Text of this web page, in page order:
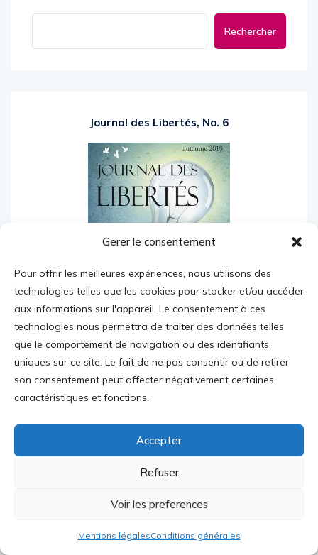
Gerer le consentement
Pour offrir les meilleures expériences, nous utilisons des
technologies telles que les cookies pour stocker et/ou accéder
aux informations sur l'appareil. Le consentement à ces
technologies nous permettra de traiter des données telles
que le comportement de navigation ou des identifiants
uniques sur ce site. Le fait de ne pas consentir ou de retirer
son consentement peut affecter négativement certaines
caractéristiques et fonctions.
Accepter
Refuser
Voir les preferences
Mentions légalesConditions générales
Rechercher
Journal des Libertés, No. 6
surLa décroissance est-elle
Huguette AnchersurL’Union européenne survivra-